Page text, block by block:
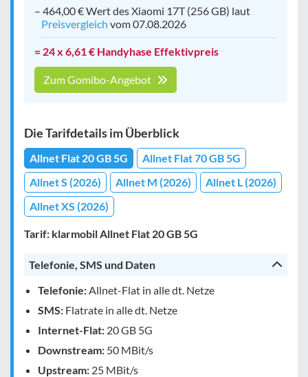
– 464,00 € Wert des Xiaomi 17T (256 GB) laut
Preisvergleich vom 07.08.2026
= 24 x 6,61 € Handyhase Effektivpreis
Zum Gomibo-Angebot
Die Tarifdetails im Überblick
Allnet Flat 20 GB 5G
Allnet Flat 70 GB 5G
Allnet S (2026)
Allnet M (2026)
Allnet L (2026)
Allnet XS (2026)
Tarif: klarmobil Allnet Flat 20 GB 5G
Telefonie, SMS und Daten
Telefonie:Allnet-Flat in alle dt. Netze
SMS: Flatrate in alle dt. Netze
Internet-Flat: 20 GB 5G
Downstream: 50 MBit/s
Upstream: 25 MBit/s